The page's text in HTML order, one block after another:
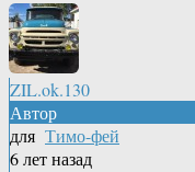
ZIL.ok.130
Автор
для Тимо-фей
6 лет назад